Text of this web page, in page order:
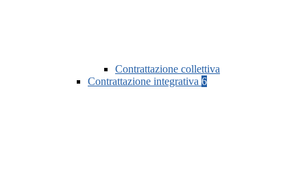
Contrattazione collettiva
Contrattazione integrativa 6